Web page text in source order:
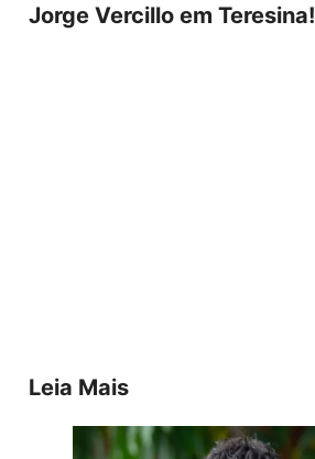
Jorge Vercillo em Teresina!
Leia Mais